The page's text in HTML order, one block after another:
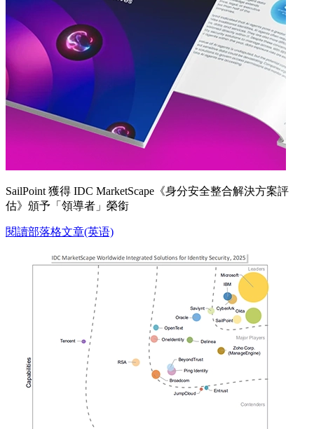
SailPoint 獲得 IDC MarketScape《身分安全整合解決方案評
估》頒予「領導者」榮銜
閱讀部落格文章(英语)